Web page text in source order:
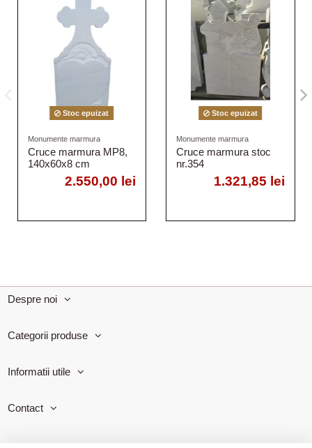
Stoc epuizat
Monumente marmura
Cruce marmura MP8,
140x60x8 cm
2.550,00 lei
Stoc epuizat
Monumente marmura
Cruce marmura stoc
nr.354
1.321,85 lei
Despre noi
Categorii produse
Informatii utile
Contact